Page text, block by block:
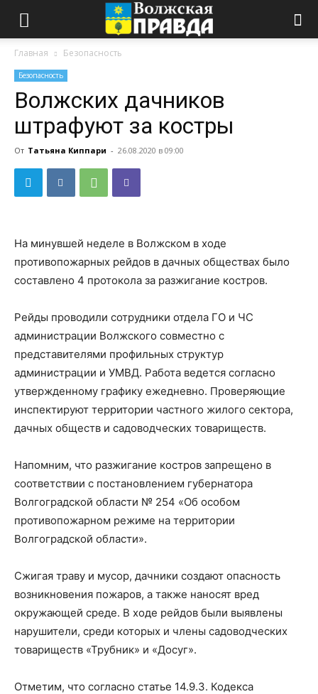
Главная Безопасность
Безопасность
Волжских дачников
штрафуют за костры
От Татьяна Киппари - 26.08.2020 в 09:00
На минувшей неделе в Волжском в ходе
противопожарных рейдов в дачных обществах было
составлено 4 протокола за разжигание костров.
Рейды проводили сотрудники отдела ГО и ЧС
администрации Волжского совместно с
представителями профильных структур
администрации и УМВД. Работа ведется согласно
утвержденному графику ежедневно. Проверяющие
инспектируют территории частного жилого сектора,
дачных обществ и садоводческих товариществ.
Напомним, что разжигание костров запрещено в
соответствии с постановлением губернатора
Волгоградской области № 254 «Об особом
противопожарном режиме на территории
Волгоградской области».
Сжигая траву и мусор, дачники создают опасность
возникновения пожаров, а также наносят вред
окружающей среде. В ходе рейдов были выявлены
нарушители, среди которых и члены садоводческих
товариществ «Трубник» и «Досуг».
Отметим, что согласно статье 14.9.3. Кодекса